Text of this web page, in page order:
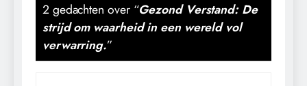
2 gedachten over “Gezond Verstand: De
strijd om waarheid in een wereld vol
verwarring.”